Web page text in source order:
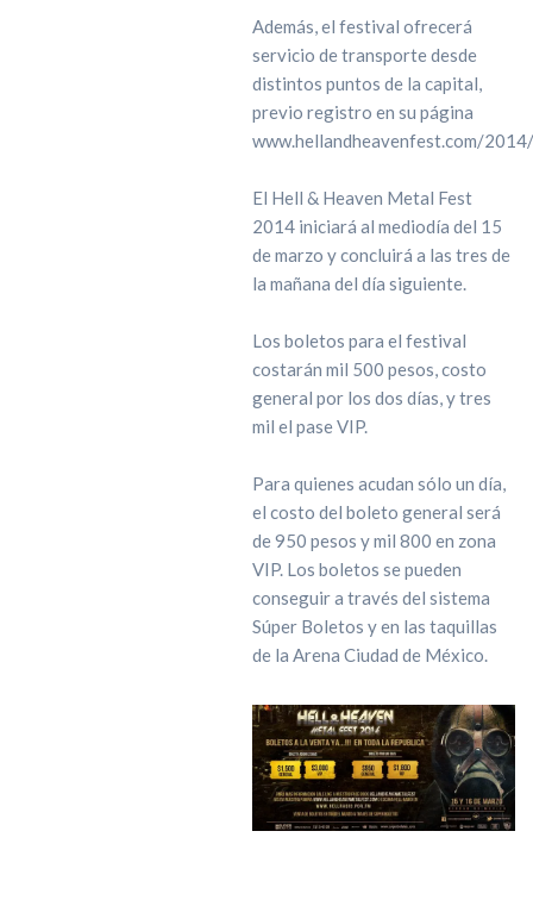
Además, el festival ofrecerá
servicio de transporte desde
distintos puntos de la capital,
previo registro en su página
www.hellandheavenfest.com/2014/
El Hell & Heaven Metal Fest
2014 iniciará al mediodía del 15
de marzo y concluirá a las tres de
la mañana del día siguiente.
Los boletos para el festival
costarán mil 500 pesos, costo
general por los dos días, y tres
mil el pase VIP.
Para quienes acudan sólo un día,
el costo del boleto general será
de 950 pesos y mil 800 en zona
VIP. Los boletos se pueden
conseguir a través del sistema
Súper Boletos y en las taquillas
de la Arena Ciudad de México.